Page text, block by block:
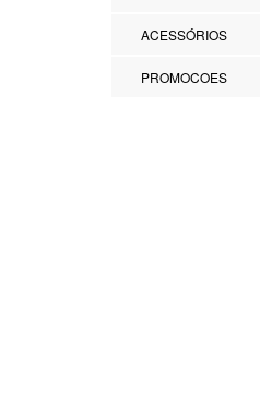
ACESSÓRIOS
PROMOCOES